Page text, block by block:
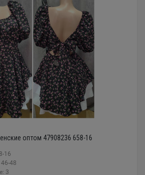
оптом 47908236 658-16
16
48
3